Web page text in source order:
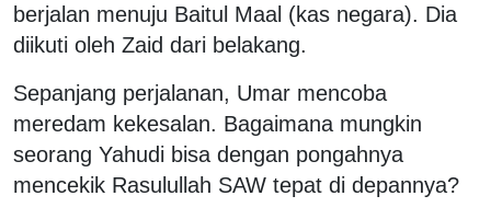
berjalan menuju Baitul Maal (kas negara). Dia
diikuti oleh Zaid dari belakang.
Sepanjang perjalanan, Umar mencoba
meredam kekesalan. Bagaimana mungkin
seorang Yahudi bisa dengan pongahnya
mencekik Rasulullah SAW tepat di depannya?